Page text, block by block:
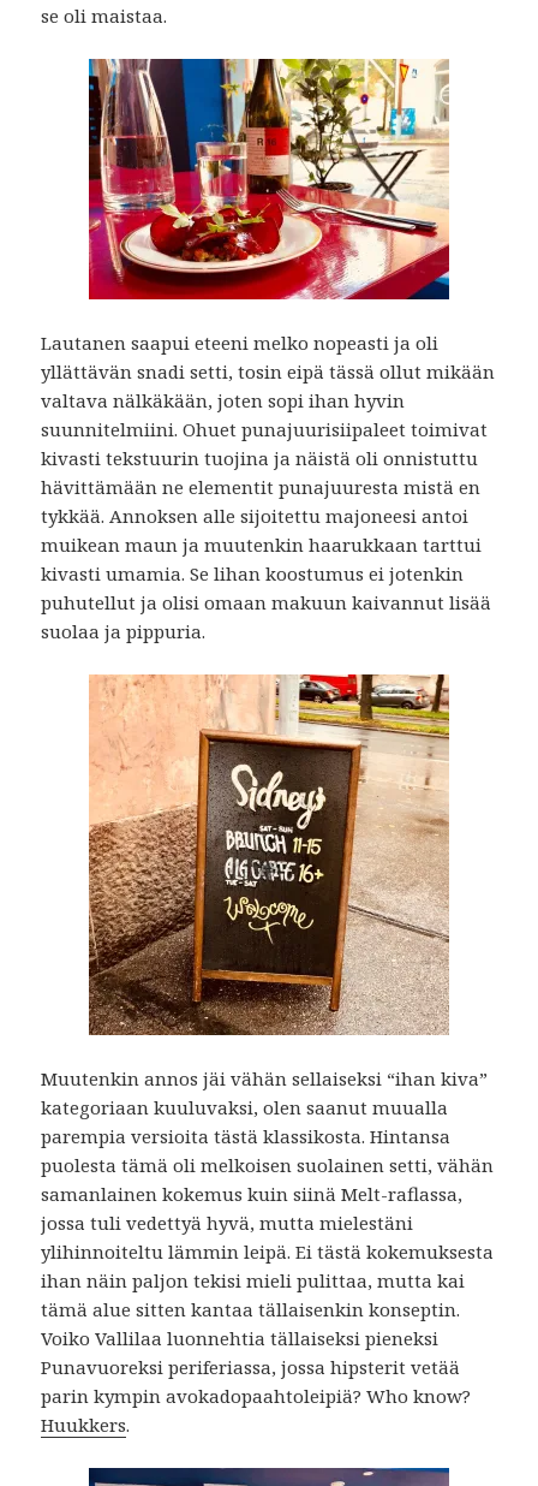
se oli maistaa.
Lautanen saapui eteeni melko nopeasti ja oli
yllättävän snadi setti, tosin eipä tässä ollut mikään
valtava nälkäkään, joten sopi ihan hyvin
suunnitelmiini. Ohuet punajuurisiipaleet toimivat
kivasti tekstuurin tuojina ja näistä oli onnistuttu
hävittämään ne elementit punajuuresta mistä en
tykkää. Annoksen alle sijoitettu majoneesi antoi
muikean maun ja muutenkin haarukkaan tarttui
kivasti umamia. Se lihan koostumus ei jotenkin
puhutellut ja olisi omaan makuun kaivannut lisää
suolaa ja pippuria.
Muutenkin annos jäi vähän sellaiseksi “ihan kiva”
kategoriaan kuuluvaksi, olen saanut muualla
parempia versioita tästä klassikosta. Hintansa
puolesta tämä oli melkoisen suolainen setti, vähän
samanlainen kokemus kuin siinä Melt-raflassa,
jossa tuli vedettyä hyvä, mutta mielestäni
ylihinnoiteltu lämmin leipä. Ei tästä kokemuksesta
ihan näin paljon tekisi mieli pulittaa, mutta kai
tämä alue sitten kantaa tällaisenkin konseptin.
Voiko Vallilaa luonnehtia tällaiseksi pieneksi
Punavuoreksi periferiassa, jossa hipsterit vetää
parin kympin avokadopaahtoleipiä? Who know?
Huukkers.